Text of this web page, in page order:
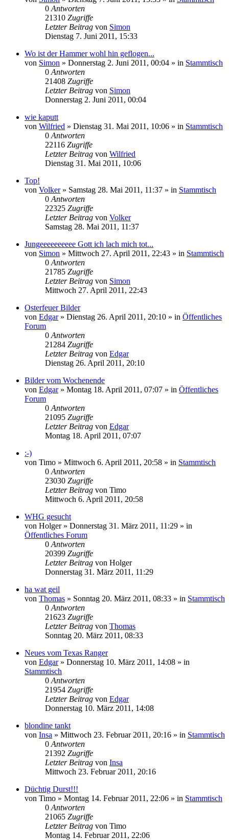
0 Antworten
21310 Zugriffe
Letzter Beitrag von Simon
Dienstag 7. Juni 2011, 15:33
Wo ist der Hammer wohl hin geflogen...
von Simon » Donnerstag 2. Juni 2011, 00:04 » in Stammtisch
0 Antworten
21408 Zugriffe
Letzter Beitrag von Simon
Donnerstag 2. Juni 2011, 00:04
wie kaputt
von Wilfried » Dienstag 31. Mai 2011, 10:06 » in Stammtisch
0 Antworten
22116 Zugriffe
Letzter Beitrag von Wilfried
Dienstag 31. Mai 2011, 10:06
Top!
von Volker» Samstag 28. Mai 2011, 11:37 » in Stammtisch
0 Antworten
22325 Zugriffe
Letzter Beitrag von Volker
Samstag 28. Mai 2011, 11:37
Jungeeeeeeeeee Gott ich lach mich tot...
von Simon » Mittwoch 27. April 2011, 22:43 » in Stammtisch
0 Antworten
21785 Zugriffe
Letzter Beitrag von Simon
Mittwoch 27. April 2011, 22:43
Osterfeuer Bilder
von Edgar» Dienstag 26. April 2011, 20:10 » in Öffentliches
Forum
0 Antworten
21284 Zugriffe
Letzter Beitrag von Edgar
Dienstag 26. April 2011, 20:10
Bilder vom Wochenende
von Edgar» Montag 18. April 2011, 07:07 » in Öffentliches
Forum
0 Antworten
21095 Zugriffe
Letzter Beitrag von Edgar
Montag 18. April 2011, 07:07
:-)
von Timo » Mittwoch 6. April 2011, 20:58 » in Stammtisch
0 Antworten
23030 Zugriffe
Letzter Beitrag von Timo
Mittwoch 6. April 2011, 20:58
WHG gesucht
von Holger» Donnerstag 31. März 2011, 11:29 » in
Öffentliches Forum
0 Antworten
20399 Zugriffe
Letzter Beitrag von Holger
Donnerstag 31. März 2011, 11:29
ha wat geil
von Thomas » Sonntag 20. März 2011, 08:33 » in Stammtisch
0 Antworten
21623 Zugriffe
Letzter Beitrag von Thomas
Sonntag 20. März 2011, 08:33
Neues vom Texas Ranger
von Edgar» Donnerstag 10. März 2011, 14:08 » in
Stammtisch
0 Antworten
21954 Zugriffe
Letzter Beitrag von Edgar
Donnerstag 10. März 2011, 14:08
blondine tankt
von Insa » Mittwoch 23. Februar 2011, 20:16 » in Stammtisch
0 Antworten
21392 Zugriffe
Letzter Beitrag von Insa
Mittwoch 23. Februar 2011, 20:16
Düchtig Durst!!!
von Timo » Montag 14. Februar 2011, 22:06 » in Stammtisch
0 Antworten
21065 Zugriffe
Letzter Beitrag von Timo
Montag 14. Februar 2011, 22:06